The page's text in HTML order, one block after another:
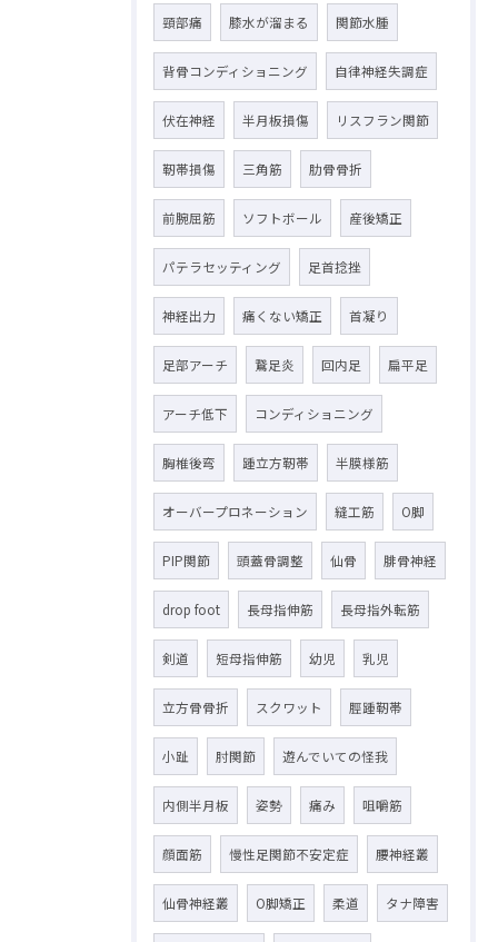
頸部痛 膝水が溜まる 関節水腫
背骨コンディショニング 自律神経失調症
伏在神経 半月板損傷 リスフラン関節
靭帯損傷 三角筋 肋骨骨折
前腕屈筋 ソフトボール 産後矯正
パテラセッティング 足首捻挫
神経出力 痛くない矯正 首凝り
足部アーチ 鵞足炎 回内足 扁平足
アーチ低下 コンディショニング
胸椎後弯 踵立方靭帯 半膜様筋
オーバープロネーション 縫工筋 O脚
PIP関節 頭蓋骨調整 仙骨 腓骨神経
drop foot 長母指伸筋 長母指外転筋
剣道 短母指伸筋 幼児 乳児
立方骨骨折 スクワット 脛踵靭帯
小趾 肘関節 遊んでいての怪我
内側半月板 姿勢 痛み 咀嚼筋
顔面筋 慢性足関節不安定症 腰神経叢
仙骨神経叢 O脚矯正 柔道 タナ障害